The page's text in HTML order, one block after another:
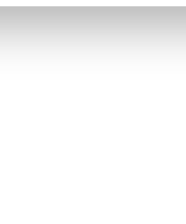
Präferenzen imAbschnitt